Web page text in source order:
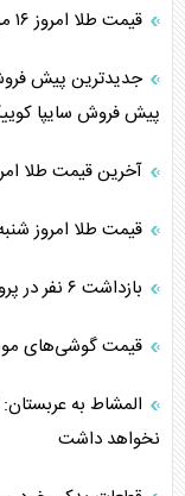
قیمت طلا امروز ۱۶ مرداد ۱۴۰۵
پیش فروش سایپا کوییک مرداد
آخرین قیمت طلا امروز شنبه ۱۷ مرداد
قیمت طلا امروز شنبه ۱۷ مرداد ۱۴۰۵ +
بازداشت ۶ نفر در پرونده قتل جوانی در ستارخان
قیمت گوشی‌های موبایل در سال
المشاط به
نخواهد داشت